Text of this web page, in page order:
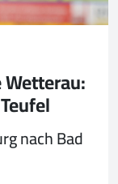
nach Bad